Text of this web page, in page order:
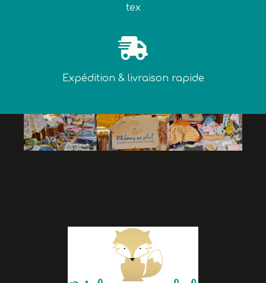
tex

Expédition & livraison rapide